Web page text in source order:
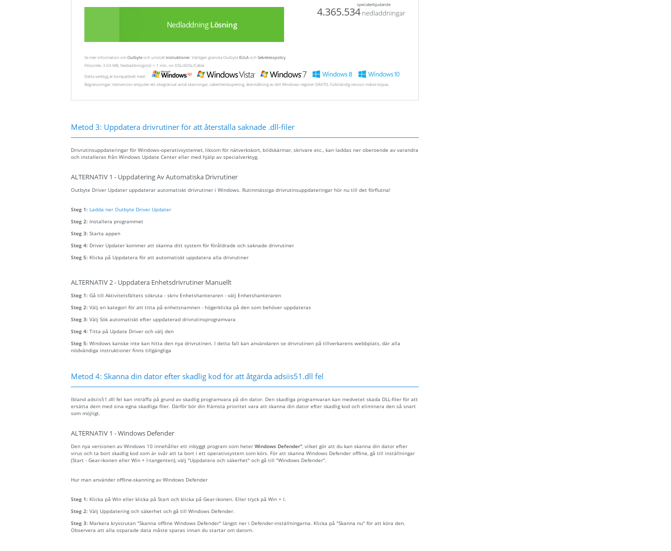
specialerbjudande
Nedladdning Lösning
4.365.534 nedladdningar
Se mer information omOutbyteoch unistallinstruktioner . Vänligen granska OutbyteEULAochSekretesspolicy
Filstorlek: 3.04 MB, Nedladdningstid: < 1 min. on DSL/ADSL/Cable
Detta verktyg är kompatibelt med:
Begränsningar: testversion erbjuder ett obegränsat antal skanningar, säkerhetskopiering, återställning av ditt Windows-register GRATIS. Fullständig version måste köpas.
Metod 3: Uppdatera drivrutiner för att återställa saknade .dll-filer
Drivrutinsuppdateringar för Windows-operativsystemet, liksom för nätverkskort, bildskärmar, skrivare etc., kan laddas ner oberoende av varandra
och installeras från Windows Update Center eller med hjälp av specialverktyg.
ALTERNATIV 1 - Uppdatering Av Automatiska Drivrutiner
Outbyte Driver Updater uppdaterar automatiskt drivrutiner i Windows. Rutinmässiga drivrutinsuppdateringar hör nu till det förflutna!
Steg 1: Ladda ner Outbyte Driver Updater
Steg 2: Installera programmet
Steg 3: Starta appen
Steg 4: Driver Updater kommer att skanna ditt system för föråldrade och saknade drivrutiner
Steg 5: Klicka på Uppdatera för att automatiskt uppdatera alla drivrutiner
ALTERNATIV 2 - Uppdatera Enhetsdrivrutiner Manuellt
Steg 1: Gå till Aktivitetsfältets sökruta - skriv Enhetshanteraren - välj Enhetshanteraren
Steg 2: Välj en kategori för att titta på enhetsnamnen - högerklicka på den som behöver uppdateras
Steg 3: Välj Sök automatiskt efter uppdaterad drivrutinsprogramvara
Steg 4: Titta på Update Driver och välj den
Steg 5: Windows kanske inte kan hitta den nya drivrutinen. I detta fall kan användaren se drivrutinen på tillverkarens webbplats, där alla
nödvändiga instruktioner finns tillgängliga
Metod 4: Skanna din dator efter skadlig kod för att åtgärda adsiis51.dll fel
Ibland adsiis51.dll fel kan inträffa på grund av skadlig programvara på din dator. Den skadliga programvaran kan medvetet skada DLL-filer för att
ersätta dem med sina egna skadliga filer. Därför bör din främsta prioritet vara att skanna din dator efter skadlig kod och eliminera den så snart
som möjligt.
ALTERNATIV 1 - Windows Defender
Den nya versionen av Windows 10 innehåller ett inbyggt program som heter Windows Defender", vilket gör att du kan skanna din dator efter
virus och ta bort skadlig kod som är svår att ta bort i ett operativsystem som körs. För att skanna Windows Defender offline, gå till inställningar
(Start - Gear-ikonen eller Win + I-tangenten), välj "Uppdatera och säkerhet" och gå till "Windows Defender".
Hur man använder offline-skanning av Windows Defender
Steg 1: Klicka på Win eller klicka på Start och klicka på Gear-ikonen. Eller tryck på Win + I.
Steg 2: Välj Uppdatering och säkerhet och gå till Windows Defender.
Steg 3: Markera kryssrutan "Skanna offline Windows Defender" längst ner i Defender-inställningarna. Klicka på "Skanna nu" för att köra den.
Observera att alla osparade data måste sparas innan du startar om datorn.